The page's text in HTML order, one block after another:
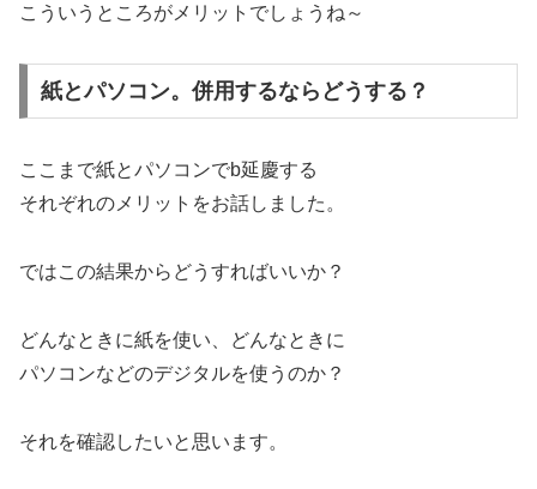
こういうところがメリットでしょうね～
紙とパソコン。併用するならどうする？
ここまで紙とパソコンでb延慶する
それぞれのメリットをお話しました。
ではこの結果からどうすればいいか？
どんなときに紙を使い、どんなときに
パソコンなどのデジタルを使うのか？
それを確認したいと思います。